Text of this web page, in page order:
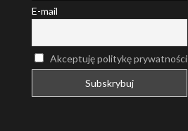
E-mail
Akceptuję politykę prywatności